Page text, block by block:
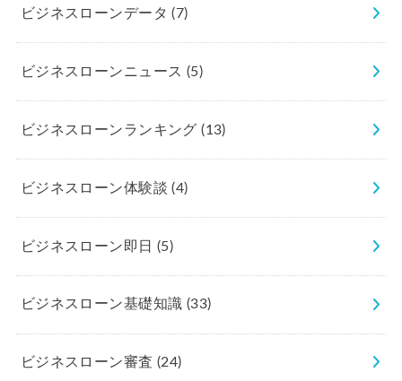
ビジネスローンデータ(7)
ビジネスローンニュース (5)
ビジネスローンランキング(13)
ビジネスローン体験談(4)
ビジネスローン即日 (5)
ビジネスローン基礎知識 (33)
ビジネスローン審査 (24)